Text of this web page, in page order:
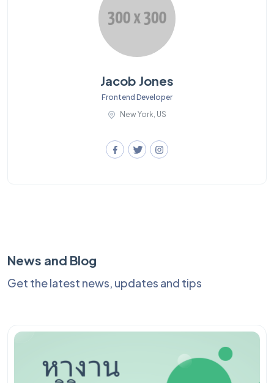
Jacob Jones
Frontend Developer
New York, US
News and Blog
Get the latest news, updates and tips